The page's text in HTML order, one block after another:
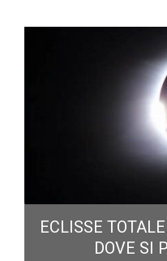
ECLISSE
DOVE SI